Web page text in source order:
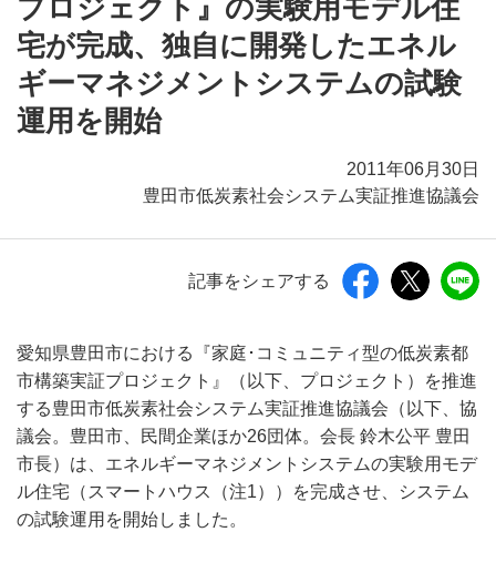
プロジェクト』の実験用モデル住
宅が完成、独自に開発したエネル
ギーマネジメントシステムの試験
運用を開始
2011年06月30日
豊田市低炭素社会システム実証推進協議会
記事をシェアする
愛知県豊田市における『家庭･コミュニティ型の低炭素都
市構築実証プロジェクト』（以下、プロジェクト）を推進
する豊田市低炭素社会システム実証推進協議会（以下、協
議会。豊田市、民間企業ほか26団体。会長 鈴木公平 豊田
市長）は、エネルギーマネジメントシステムの実験用モデ
ル住宅（スマートハウス（注1））を完成させ、システム
の試験運用を開始しました。